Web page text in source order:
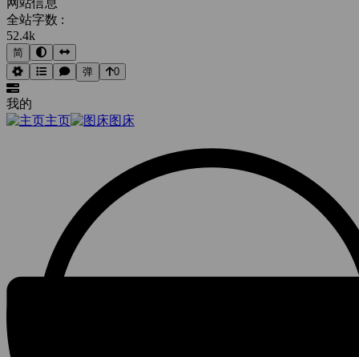
全站字数 :
52.4k
简
弹
0
我的
主页
图床